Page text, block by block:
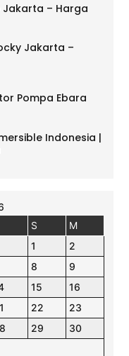
Jakarta – Harga
Jakarta –
Pompa Ebara
Indonesia |
S
M
1
2
8
9
15
16
22
23
29
30